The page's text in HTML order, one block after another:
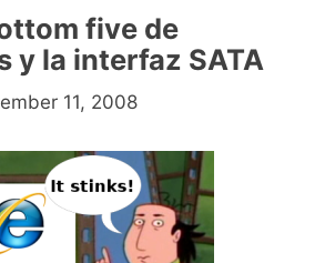
five de
y la interfaz SATA
11, 2008